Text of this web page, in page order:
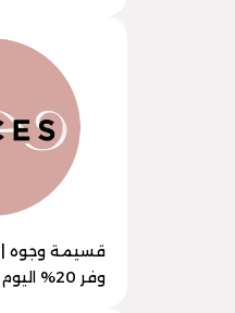
وفر 20% اليوم